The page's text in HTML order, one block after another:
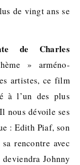
de vingt ans se
de Charles
» arméno-
artistes, ce film
à l’un des plus
nous dévoile ses
: Edith Piaf, son
rencontre avec
Johnny